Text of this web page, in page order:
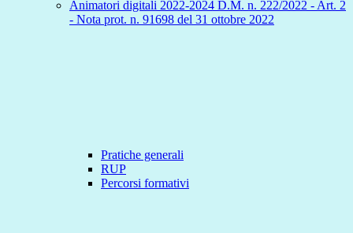
Animatori digitali 2022-2024 D.M. n. 222/2022 - Art. 2
- Nota prot. n. 91698 del 31 ottobre 2022
Pratiche generali
RUP
Percorsi formativi